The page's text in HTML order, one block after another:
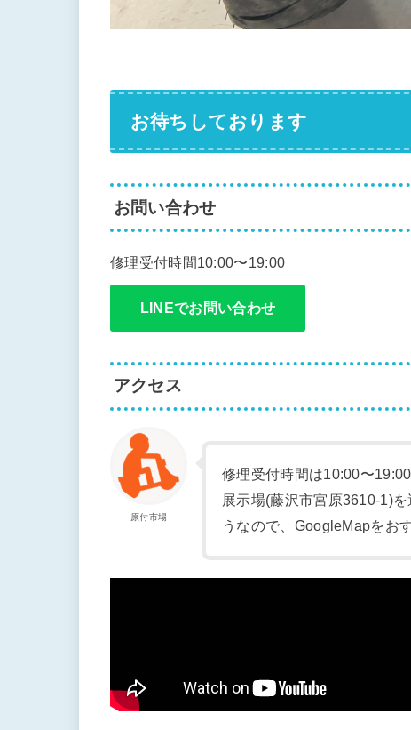
お待ちしております
お問い合わせ
修理受付時間10:00〜19:00
LINEでお問い合わせ
アクセス
原付市場
修理受付時間は10:00〜
展示場(藤沢市宮原3610-1)
うなので、GoogleMapをお